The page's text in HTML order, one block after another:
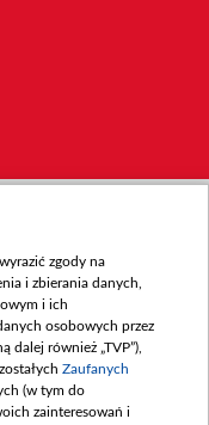
zgody na
i zbierania danych,
i ich
osobowych przez
dalej również „TVP”),
Zaufanych
(w tym do
zainteresowań i